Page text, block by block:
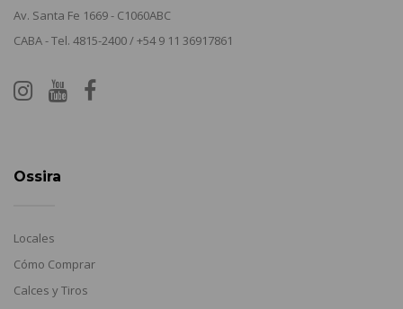
Av. Santa Fe 1669 - C1060ABC
CABA - Tel. 4815-2400 / +54 9 11 36917861
Ossira
Locales
Cómo Comprar
Calces y Tiros